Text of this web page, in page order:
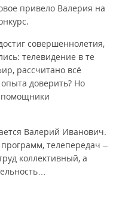
привело Валерия на
совершеннолетия,
телевидение в те
рассчитано всё
доверить? Но
помощники
Валерий Иванович.
телепередач –
коллективный, а